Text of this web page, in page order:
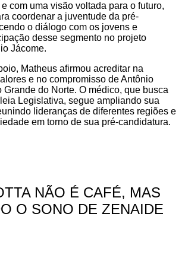
com uma visão voltada para o futuro,
coordenar a juventude da pré-
o diálogo com os jovens e
desse segmento no projeto
Jácome.
Matheus afirmou acreditar na
e no compromisso de Antônio
Grande do Norte. O médico, que busca
Legislativa, segue ampliando sua
lideranças de diferentes regiões e
em torno de sua pré-candidatura.
NÃO É CAFÉ, MAS
O SONO DE ZENAIDE